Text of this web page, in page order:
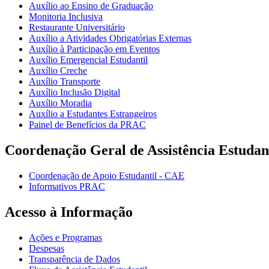
Auxílio ao Ensino de Graduação
Monitoria Inclusiva
Restaurante Universitário
Auxílio a Atividades Obrigatórias Externas
Auxílio à Participação em Eventos
Auxílio Emergencial Estudantil
Auxílio Creche
Auxílio Transporte
Auxílio Inclusão Digital
Auxílio Moradia
Auxílio a Estudantes Estrangeiros
Painel de Benefícios da PRAC
Coordenação Geral de Assistência
Coordenação de Apoio Estudantil - CAE
Informativos PRAC
Acesso à Informação
Ações e Programas
Despesas
Transparência de Dados